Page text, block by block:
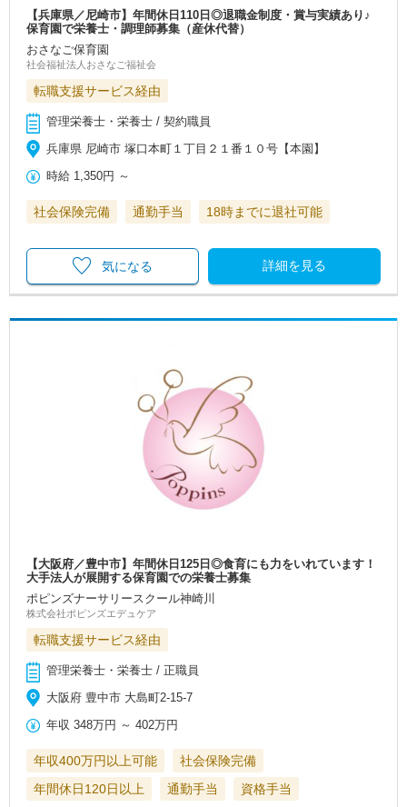
【兵庫県／尼崎市】年間休日110日◎退職金制度・賞与実績あり♪
保育園で栄養士・調理師募集（産休代替）
おさなご保育園
社会福祉法人おさなご福祉会
転職支援サービス経由
管理栄養士・栄養士 / 契約職員
兵庫県 尼崎市 塚口本町１丁目２１番１０号【本園】
時給 1,350円 ～
社会保険完備 通勤手当 18時までに退社可能
詳細を見る
気になる
【大阪府／豊中市】年間休日125日◎食育にも力をいれています！
大手法人が展開する保育園での栄養士募集
ポピンズナーサリースクール神崎川
株式会社ポピンズエデュケア
転職支援サービス経由
管理栄養士・栄養士 / 正職員
大阪府 豊中市 大島町2-15-7
年収 348万円 ～402万円
年収400万円以上可能
社会保険完備
年間休日120日以上
通勤手当 資格手当